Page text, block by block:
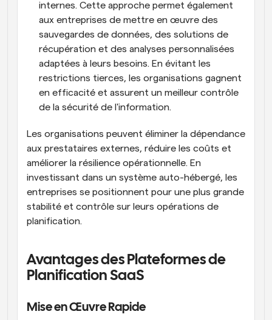
internes. Cette approche permet également
aux entreprises de mettre en œuvre des
sauvegardes de données, des solutions de
récupération et des analyses personnalisées
adaptées à leurs besoins. En évitant les
restrictions tierces, les organisations gagnent
en efficacité et assurent un meilleur contrôle
de la sécurité de l'information.
Les organisations peuvent éliminer la dépendance
aux prestataires externes, réduire les coûts et
améliorer la résilience opérationnelle. En
investissant dans un système auto-hébergé, les
entreprises se positionnent pour une plus grande
stabilité et contrôle sur leurs opérations de
planification.
Avantages des Plateformes de
Planification SaaS
Mise en Œuvre Rapide